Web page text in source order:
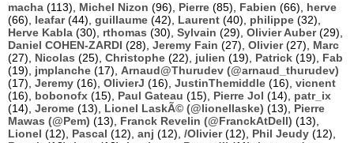
macha (113), Michel Nizon (96), Pierre (85), Fabien (66), herve
(66), leafar(44), guillaume (42), Laurent (40), philippe (32),
Herve Kabla (30), rthomas (30), Sylvain (29), Olivier Auber(29),
Daniel COHEN-ZARDI (28), Jeremy Fain (27), Olivier(27), Marc
(27), Nicolas (25), Christophe (22), julien (19), Patrick (19), Fab
(19), jmplanche (17), Arnaud@Thurudev (@arnaud_thurudev)
(17), Jeremy (16), OlivierJ (16), JustinThemiddle (16), vicnent
(16), bobonofx (15), Paul Gateau (15), Pierre Jol (14), patr_ix
(14), Jerome (13), Lionel LaskÃ© (@lionellaske) (13), Pierre
Mawas (@Pem) (13), Franck Revelin (@FranckAtDell) (13),
Lionel (12), Pascal (12), anj (12), /Olivier(12), Phil Jeudy (12),